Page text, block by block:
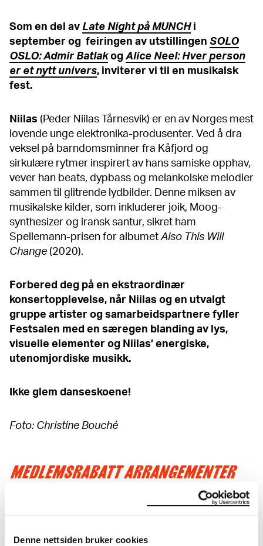
Denne nettsiden bruker cookies
Som en del av Late Night på MUNCHi
september og feiringen av utstillingen SOLO
OSLO: Admir BatlakogAlice Neel: Hver person
er et nytt univers, inviterer vi til en musikalsk
fest.
Niilas (Peder Niilas Tårnesvik) er en av Norges mest
lovende unge elektronika-produsenter. Ved å dra
veksel på barndomsminner fra Kåfjord og
sirkulære rytmer inspirert av hans samiske opphav,
vever han beats, dypbass og melankolske melodier
sammen til glitrende lydbilder. Denne miksen av
musikalske kilder, som inkluderer joik, Moog-
synthesizer og iransk santur, sikret ham
Spellemann-prisen for albumetAlso This Will
Change (2020).
Forbered deg på en ekstraordinær
konsertopplevelse, når Niilas og en utvalgt
gruppe artister og samarbeidspartnere fyller
Festsalen med en særegen blanding av lys,
visuelle elementer og Niilas’ energiske,
utenomjordiske musikk.
Ikke glem danseskoene!
Foto: Christine Bouché
MEDLEMSRABATT ARRANGEMENTER
Les mer